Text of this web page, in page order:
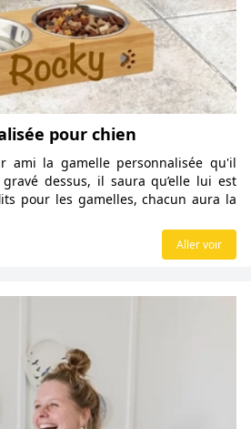
pour chien
ami la gamelle personnalisée qu'il
dessus, il saura qu’elle lui est
pour les gamelles, chacun aura la
Aller voir